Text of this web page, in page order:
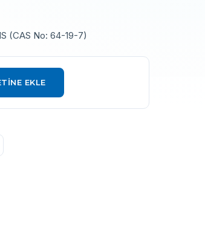
(CAS No: 64-19-7)
EKLE